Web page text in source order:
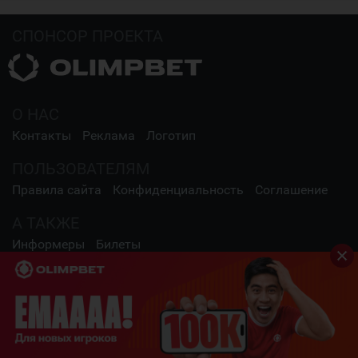
Контакты Реклама Логотип
Правила сайта Конфиденциальность Соглашение
Информеры Билеты
СОЦИАЛЬНЫЕ СЕТИ